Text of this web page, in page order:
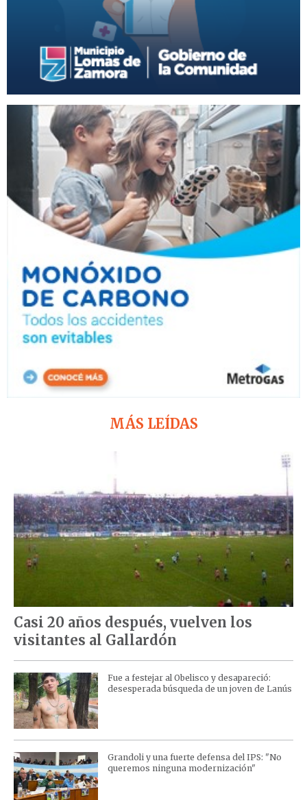
MÁS LEÍDAS
Casi 20 años después, vuelven los
visitantes al Gallardón
Fue a festejar al Obelisco y desapareció:
desesperada búsqueda de un joven de Lanús
Grandoli y una fuerte defensa del IPS: "No
queremos ninguna modernización"